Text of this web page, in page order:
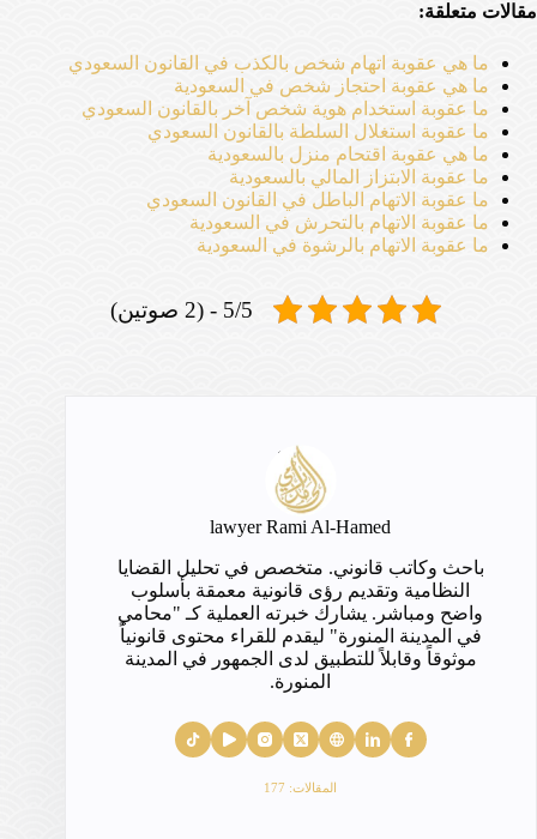
مقالات متعلقة:
ما هي عقوبة اتهام شخص بالكذب في القانون السعودي
ما هي عقوبة احتجاز شخص في السعودية
ما عقوبة استخدام هوية شخص آخر بالقانون السعودي
ما عقوبة استغلال السلطة بالقانون السعودي
ما هي عقوبة اقتحام منزل بالسعودية
ما عقوبة الابتزاز المالي بالسعودية
ما عقوبة الاتهام الباطل في القانون السعودي
ما عقوبة الاتهام بالتحرش في السعودية
ما عقوبة الاتهام بالرشوة في السعودية
5/5 - (2 صوتين)
lawyer Rami Al-Hamed
باحث وكاتب قانوني. متخصص في تحليل القضايا
النظامية وتقديم رؤى قانونية معمقة بأسلوب
واضح ومباشر. يشارك خبرته العملية كـ "محامي
في المدينة المنورة" ليقدم للقراء محتوى قانونياً
موثوقاً وقابلاً للتطبيق لدى الجمهور في المدينة
المنورة.
المقالات: 177